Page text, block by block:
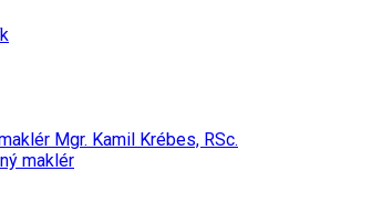
Mgr. Kamil Krébes, RSc.
maklér